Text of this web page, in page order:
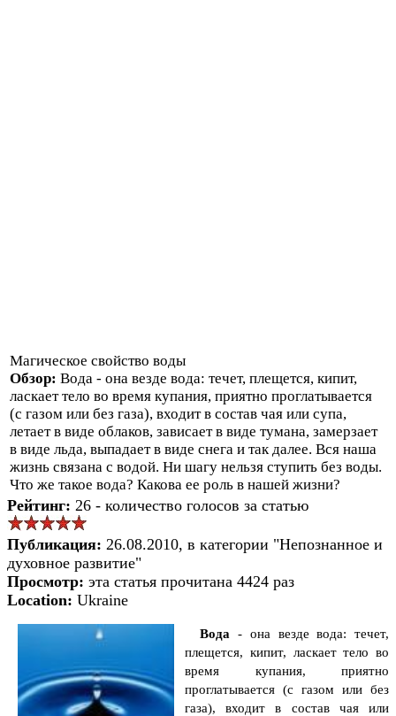
Магическое свойство воды
Обзор: Вода - она везде вода: течет, плещется, кипит,
ласкает тело во время купания, при­ятно проглатывается
(с газом или без газа), входит в состав чая или супа,
летает в виде облаков, зависает в виде ту­мана, замерзает
в виде льда, выпадает в виде снега и так далее. Вся наша
жизнь связана с водой. Ни шагу нельзя ступить без воды.
Что же такое вода? Какова ее роль в нашей жизни?
Рейтинг: 26 - количество голосов за статью
Публикация: 26.08.2010, в категории "Непознанное и
духовное развитие"
Просмотр: эта статья прочитана 4424 раз
Location: Ukraine
Вода - она везде вода: течет,
плещется, кипит, ласкает тело во
время купания, при­ятно
проглатывается (с газом или без
газа),входит в состав чая или